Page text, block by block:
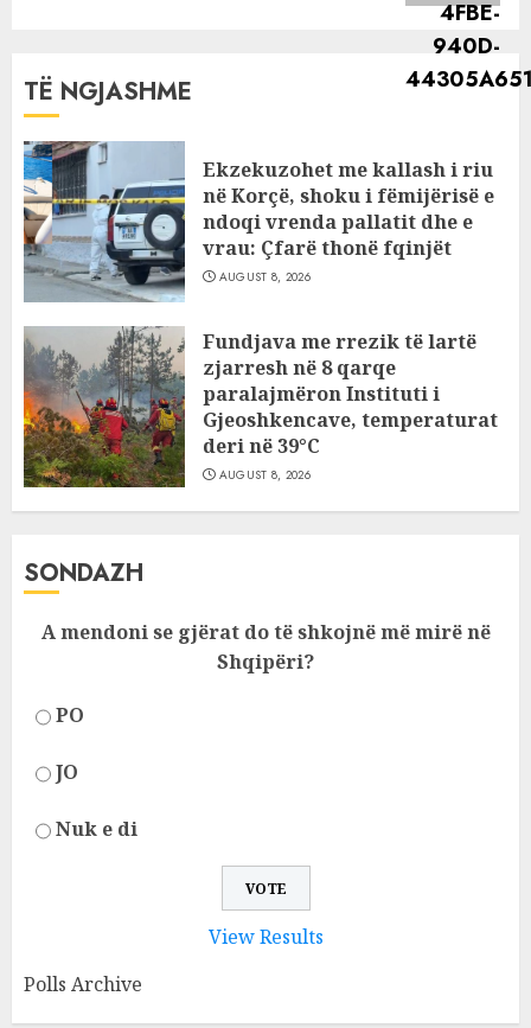
TË NGJASHME
Ekzekuzohet me kallash i riu
në Korçë, shoku i fëmijërisë e
ndoqi vrenda pallatit dhe e
vrau: Çfarë thonë fqinjët
AUGUST 8, 2026
Fundjava me rrezik të lartë
zjarresh në 8 qarqe
paralajmëron Instituti i
Gjeoshkencave, temperaturat
deri në 39°C
AUGUST 8, 2026
SONDAZH
A mendoni se gjërat do të shkojnë më mirë në
Shqipëri?
PO
JO
Nuk e di
View Results
Polls Archive